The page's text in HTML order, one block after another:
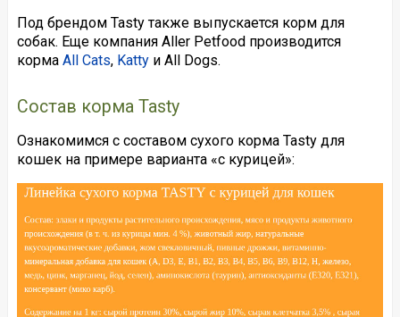
Под брендом Tasty также выпускается корм для
собак. Еще компания Aller Petfood производится
корма All Cats, Kattyи All Dogs.
Состав корма Tasty
Ознакомимся с составом сухого корма Tasty для
кошек на примере варианта «с курицей»: